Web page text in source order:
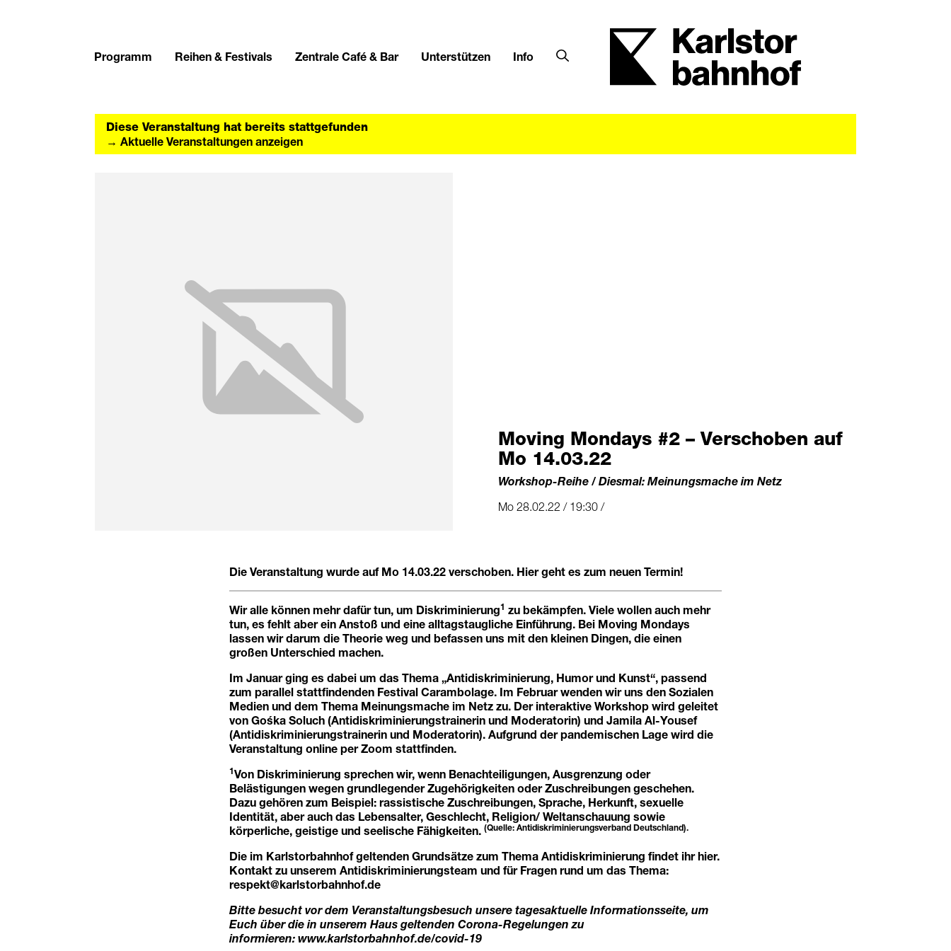
Programm Reihen & Festivals Zentrale Café & Bar Unterstützen Info
Diese Veranstaltung hat bereits stattgefunden
→ Aktuelle Veranstaltungen anzeigen
Moving Mondays #2 – Verschoben auf
Mo 14.03.22
Workshop-Reihe / Diesmal: Meinungsmache im Netz
Mo 28.02.22 / 19:30 /
Die Veranstaltung wurde auf Mo 14.03.22 verschoben. Hier geht es zum neuen Termin!
Wir alle können mehr dafür tun, um Diskriminierung1 zu bekämpfen. Viele wollen auch mehr
tun, es fehlt aber ein Anstoß und eine alltagstaugliche Einführung. Bei Moving Mondays
lassen wir darum die Theorie weg und befassen uns mit den kleinen Dingen, die einen
großen Unterschied machen.
Im Januar ging es dabei um das Thema „Antidiskriminierung, Humor und Kunst“, passend
zum parallel stattfindenden Festival Carambolage. Im Februar wenden wir uns den Sozialen
Medien und dem Thema Meinungsmache im Netz zu. Der interaktive Workshop wird geleitet
von Gośka Soluch (Antidiskriminierungstrainerin und Moderatorin) und Jamila Al-Yousef
(Antidiskriminierungstrainerin und Moderatorin). Aufgrund der pandemischen Lage wird die
Veranstaltung online per Zoom stattfinden.
1Von Diskriminierung sprechen wir, wenn Benachteiligungen, Ausgrenzung oder
Belästigungen wegen grundlegender Zugehörigkeiten oder Zuschreibungen geschehen.
Dazu gehören zum Beispiel: rassistische Zuschreibungen, Sprache, Herkunft, sexuelle
Identität, aber auch das Lebensalter, Geschlecht, Religion/ Weltanschauung sowie
körperliche, geistige und seelische Fähigkeiten. (Quelle: Antidiskriminierungsverband Deutschland).
Die im Karlstorbahnhof geltenden Grundsätze zum Thema Antidiskriminierung findet ihrhier.
Kontakt zu unserem Antidiskriminierungsteam und für Fragen rund um das Thema:
respekt@karlstorbahnhof.de
Bitte besucht vor dem Veranstaltungsbesuch unsere tagesaktuelle Informationsseite, um
Euch über die in unserem Haus geltenden Corona-Regelungen zu
informieren: www.karlstorbahnhof.de/covid-19